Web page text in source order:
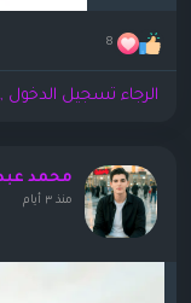
8
الرجاء تسجيل الدخول
محمد
منذ ٣ أيام